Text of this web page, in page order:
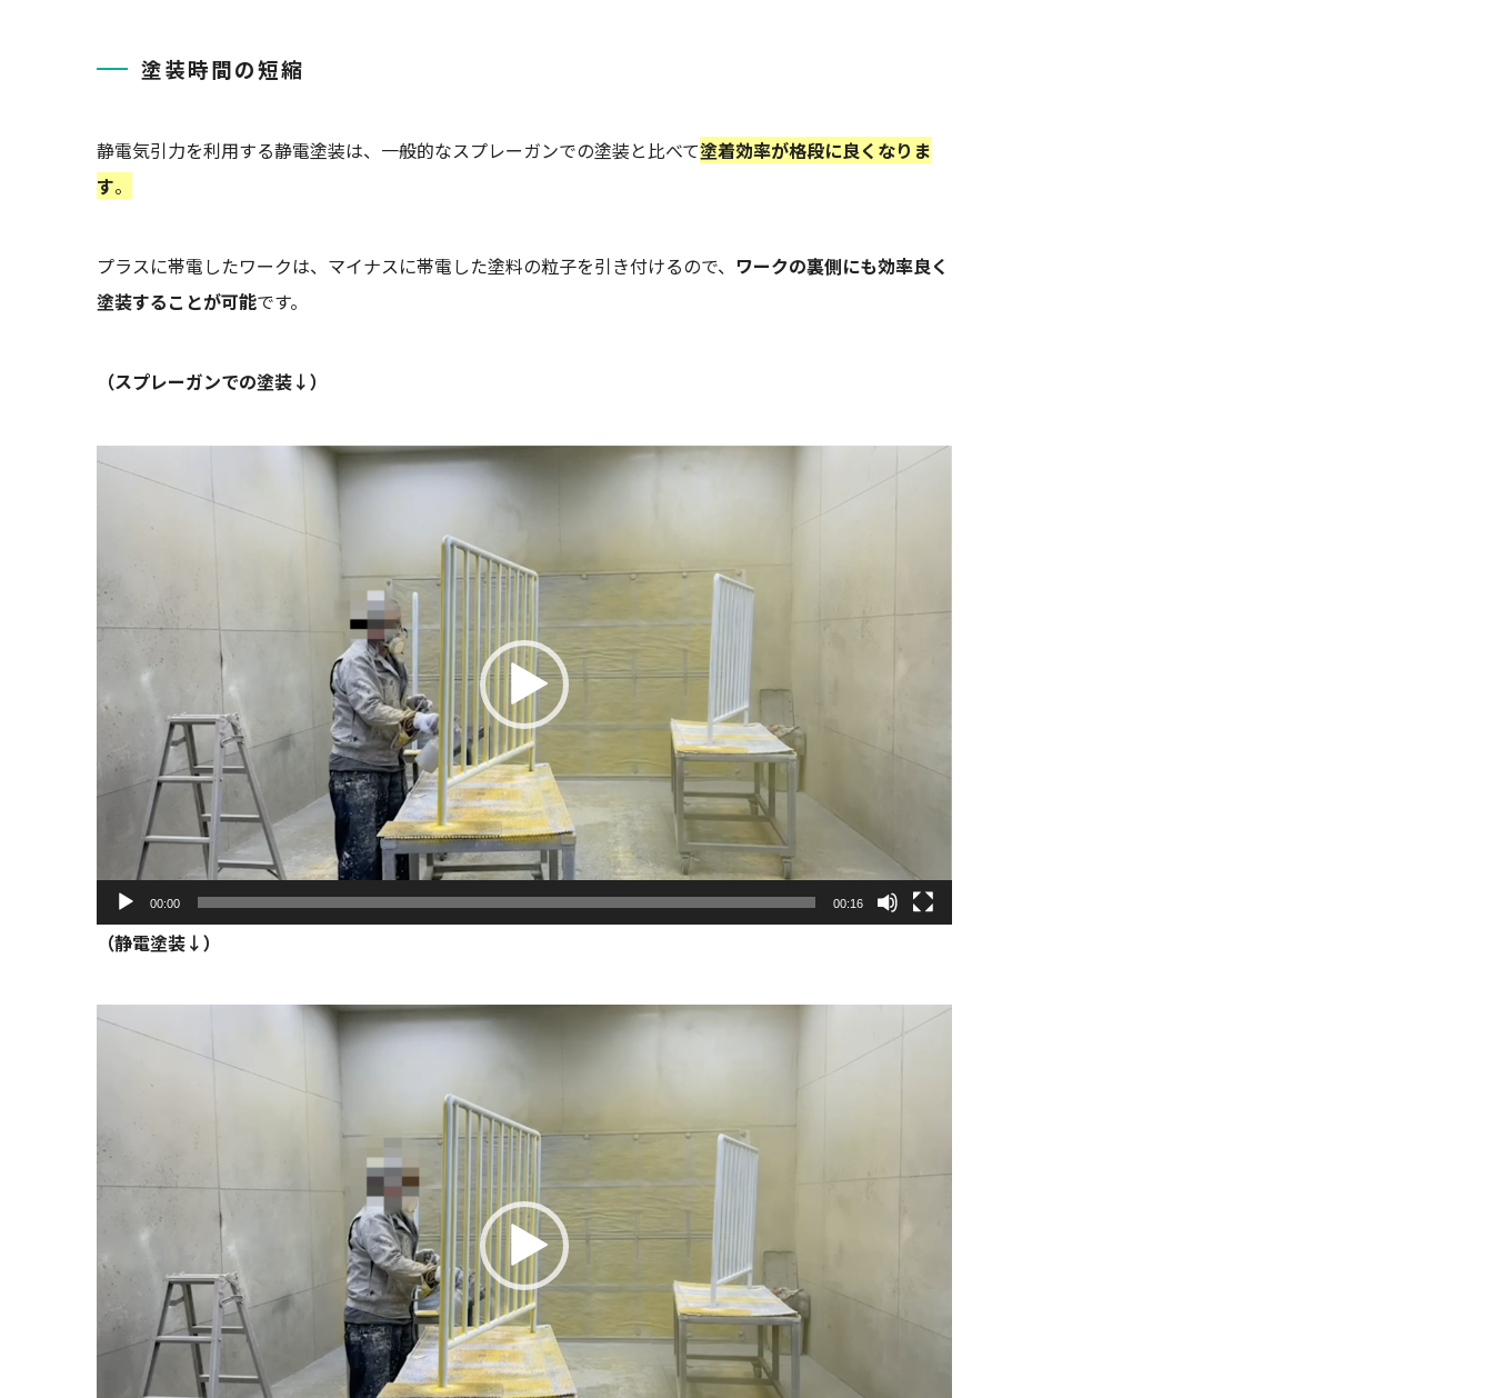
塗装時間の短縮
静電気引力を利用する静電塗装は、一般的なスプレーガンでの塗装と比べて塗着効率が格段に良くなりま
す。
プラスに帯電したワークは、マイナスに帯電した塗料の粒子を引き付けるので、 ワークの裏側にも効率良く
塗装することが可能です。
（スプレーガンでの塗装↓）
動
ー
ヤ
ー
00:00 00:16
（静電塗装↓）
動
ー